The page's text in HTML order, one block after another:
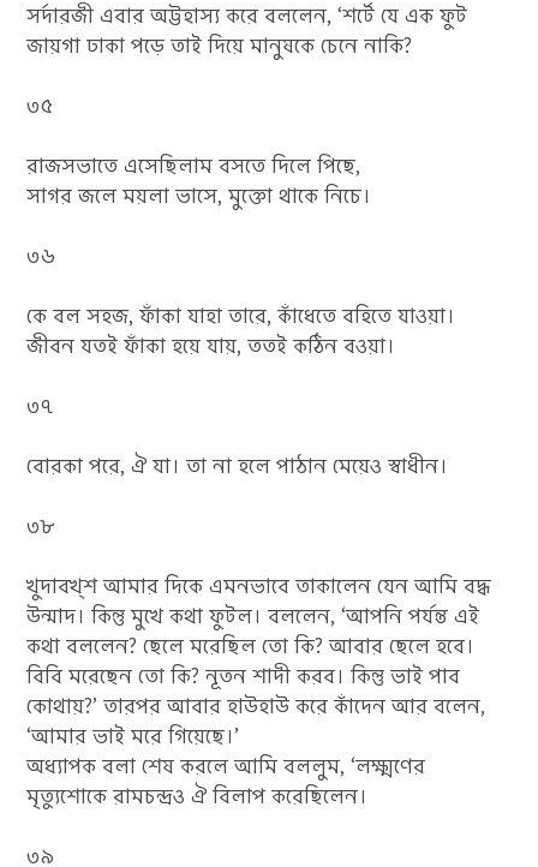
সর্দারজী এবার অট্টহাস্য করে বললেন, ‘শর্টে যে এক ফুট
জায়গা ঢাকা পড়ে তাই দিয়ে মানুষকে চেনে নাকি?
৩৫
রাজসভাতে এসেছিলাম বসতে দিলে পিছে,
সাগর জলে ময়লা ভাসে, মুক্তো থাকে নিচে।
৩৬
কে বল সহজ, ফাঁকা যাহা তারে, কাঁধেতে বহিতে যাওয়া।
জীবন যতই ফাঁকা হয়ে যায়, ততই কঠিন বওয়া।
৩৭
বোরকা পরে, ঐ যা। তা না হলে পাঠান মেয়েও স্বাধীন।
৩৮
খুদাবখ্‌শ আমার দিকে এমনভাবে তাকালেন যেন আমি বদ্ধ
উন্মাদ। কিন্তু মুখে কথা ফুটল। বললেন, ‘আপনি পর্যন্ত এই
কথা বললেন? ছেলে মরেছিল তো কি? আবার ছেলে হবে।
বিবি মরেছেন তো কি? নূতন শাদী করব। কিন্তু ভাই পাব
কোথায়?’ তারপর আবার হাউহাউ করে কাঁদেন আর বলেন,
‘আমার ভাই মরে গিয়েছে।’
অধ্যাপক বলা শেষ করলে আমি বললুম, ‘লক্ষ্মণের
মৃত্যুশোকে রামচন্দ্রও ঐ বিলাপ করেছিলেন।
৩৯